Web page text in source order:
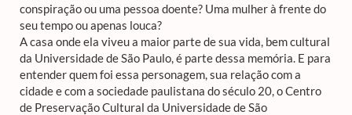
conspiração ou uma pessoa doente? Uma mulher à frente do
seu tempo ou apenas louca?
A casa onde ela viveu a maior parte de sua vida, bem cultural
da Universidade de São Paulo, é parte dessa memória. E para
entender quem foi essa personagem, sua relação com a
cidade e com a sociedade paulistana do século 20, o Centro
de Preservação Cultural da Universidade de São